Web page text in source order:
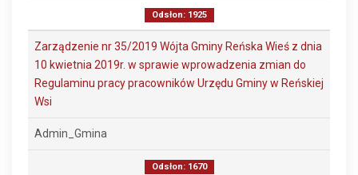
Odsłon: 1925
Zarządzenie nr 35/2019 Wójta Gminy Reńska Wieś z dnia
10 kwietnia 2019r. w sprawie wprowadzenia zmian do
Regulaminu pracy pracowników Urzędu Gminy w Reńskiej
Wsi
Admin_Gmina
Odsłon: 1670